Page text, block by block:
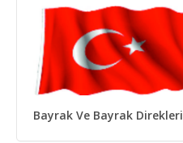
Bayrak Ve Bayrak Direkleri